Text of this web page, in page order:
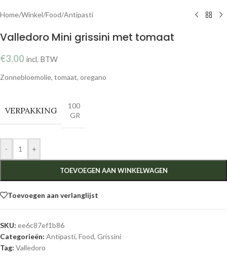
Home/Winkel/Food/Antipasti
Valledoro Mini grissini met tomaat
€3,00 incl. BTW
Zonnebloemolie, tomaat, oregano
VERPAKKING
100
GR
- +
TOEVOEGEN AAN WINKELWAGEN
Toevoegen aan verlanglijst
SKU: ee6c87ef1b86
Categorieën: Antipasti, Food, Grissini
Tag: Valledoro